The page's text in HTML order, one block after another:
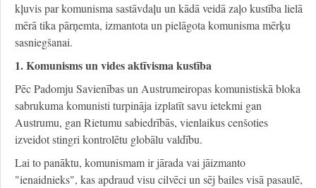
kļuvis par komunisma sastāvdaļu un kādā veidā zaļo kustība lielā
mērā tika pārņemta, izmantota un pielāgota komunisma mērķu
sasniegšanai.
1. Komunisms un vides aktīvisma kustība
Pēc Padomju Savienības un Austrumeiropas komunistiskā bloka
sabrukuma komunisti turpināja izplatīt savu ietekmi gan
Austrumu, gan Rietumu sabiedrībās, vienlaikus cenšoties
izveidot stingri kontrolētu globālu valdību.
Lai to panāktu, komunismam ir jārada vai jāizmanto
"ienaidnieks", kas apdraud visu cilvēci un sēj bailes visā pasaulē,